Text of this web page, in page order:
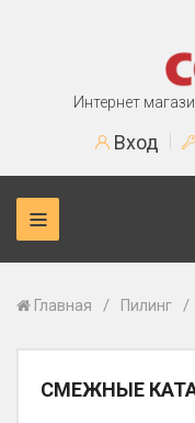
Интернет
Вход
Главная / Пилинг /
СМЕЖНЫЕ